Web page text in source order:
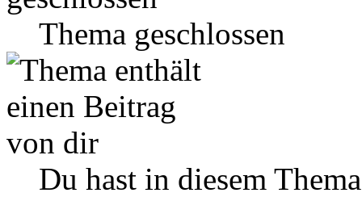
Thema geschlossen
Du hast in diesem